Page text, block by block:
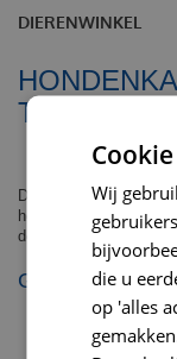
DIERENWINKEL
TANDEN
Dit is een kam met
houden maar niet alle
doordat de kam een
GESCHIKT
stockhaar
lang haar
Wij
die u
op 'alles